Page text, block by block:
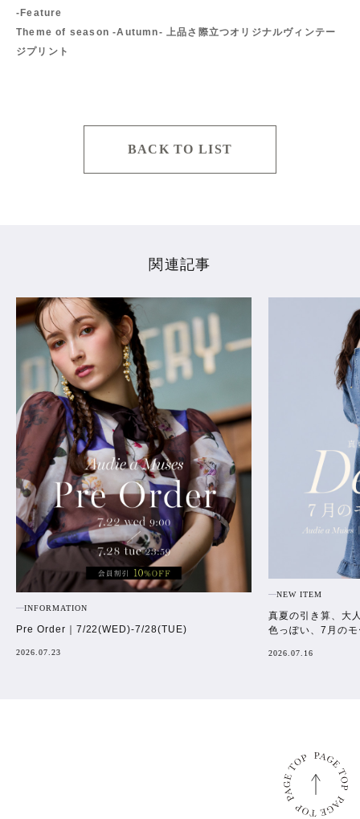
-Feature
Theme of season -Autumn- 上品さ際立つオリジナルヴィンテー
ジプリント
BACK TO LIST
関連記事
INFORMATION
Pre Order｜7/22(WED)-7/28(TUE)
2026.07.23
NEW ITEM
真夏の引き算、大
色っぽい、7月の
2026.07.16